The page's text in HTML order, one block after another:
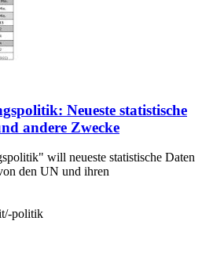
Neueste statistische
andere Zwecke
will neueste statistische Daten
den UN und ihren
politik